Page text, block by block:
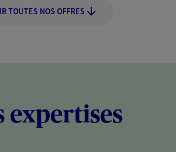
TOUTES NOS OFFRES
expertises